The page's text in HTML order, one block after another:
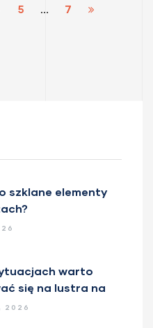
5 … 7
szklane elementy
warto
się na lustra na
2026